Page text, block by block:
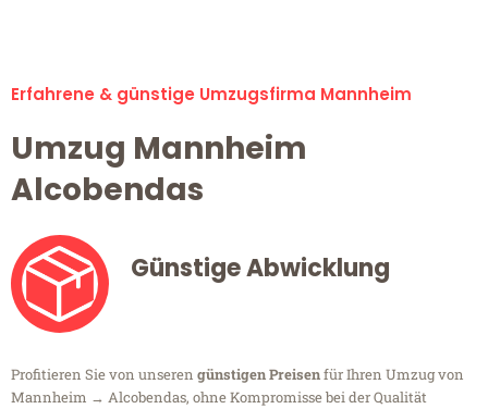
Erfahrene & günstige Umzugsfirma Mannheim
Umzug Mannheim
Alcobendas
Günstige Abwicklung
Profitieren Sie von unseren günstigen Preisenfür Ihren Umzug von
Mannheim → Alcobendas, ohne Kompromisse bei der Qualität